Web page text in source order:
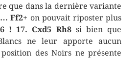
que dans la dernière variante
Ff2+ on pouvait riposter plus
! 17. Cxd5 Rh8si bien que
ne leur apporte aucun
des Noirs ne présente